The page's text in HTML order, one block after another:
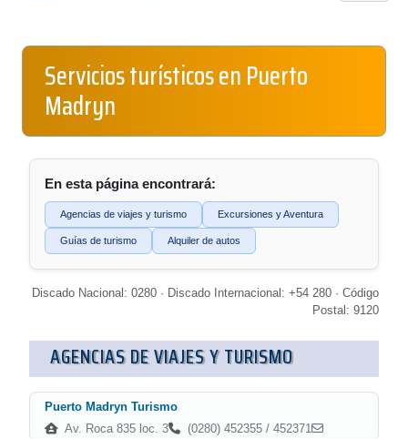
Servicios turísticos en Puerto
Madryn
En esta página encontrará:
Agencias de viajes y turismo Excursiones y Aventura
Guías de turismo Alquiler de autos
Discado Nacional: 0280 · Discado Internacional: +54 280 · Código
Postal: 9120
AGENCIAS DE VIAJES Y TURISMO
Puerto Madryn Turismo
Av. Roca 835 loc. 3
(0280) 452355 / 452371